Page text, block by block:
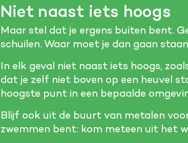
Niet naast iets hoogs
Maar stel dat je ergens buiten bent.
schuilen. Waar moet je dan gaan
In elk geval niet naast iets hoogs,
dat je zelf niet boven op een heuvel
hoogste punt in een bepaalde
Blijf ook uit de buurt van metalen
zwemmen bent: kom meteen uit het